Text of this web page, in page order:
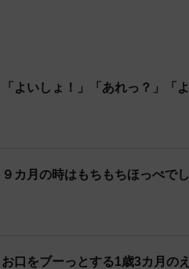
「よいしょ！」「あれっ？」「
９カ月の時はもちもちほっぺで
お口をブーっとする1歳3カ月の